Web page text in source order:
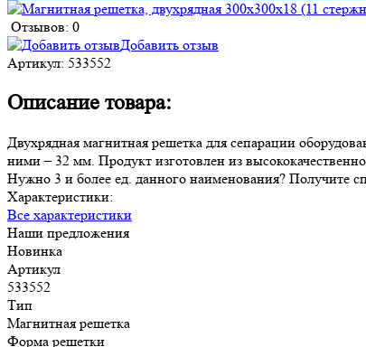
Отзывов: 0
Добавить отзыв
Артикул: 533552
Описание товара:
Двухрядная магнитная решетка для сепарации
ними – 32 мм. Продукт изготовлен из
Нужно 3 и более ед. данного наименования? Получите
Характеристики:
Все характеристики
Наши предложения
Новинка
Артикул
533552
Тип
Магнитная решетка
Форма решетки